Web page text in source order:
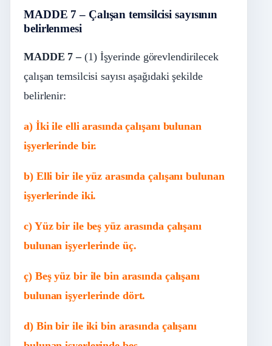
MADDE 7 – Çalışan temsilcisi sayısının
belirlenmesi
MADDE 7 –(1) İşyerinde görevlendirilecek
çalışan temsilcisi sayısı aşağıdaki şekilde
belirlenir:
a) İki ile elli arasında çalışanı bulunan
işyerlerinde bir.
b) Elli bir ile yüz arasında çalışanı bulunan
işyerlerinde iki.
c) Yüz bir ile beş yüz arasında çalışanı
bulunan işyerlerinde üç.
ç) Beş yüz bir ile bin arasında çalışanı
bulunan işyerlerinde dört.
d) Bin bir ile iki bin arasında çalışanı